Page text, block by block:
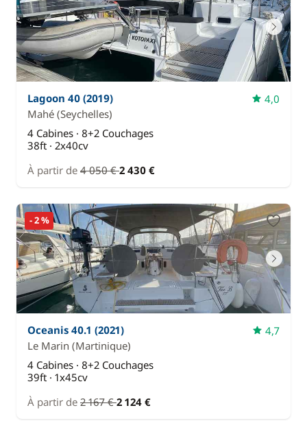
Lagoon 40 (2019)
4,0
Mahé (Seychelles)
4 Cabines · 8+2 Couchages
38ft · 2x40cv
À partir de 4 050 €2 430 €
- 2 %
Oceanis 40.1 (2021)
4,7
Le Marin (Martinique)
4 Cabines · 8+2 Couchages
39ft · 1x45cv
À partir de 2 167 €2 124 €